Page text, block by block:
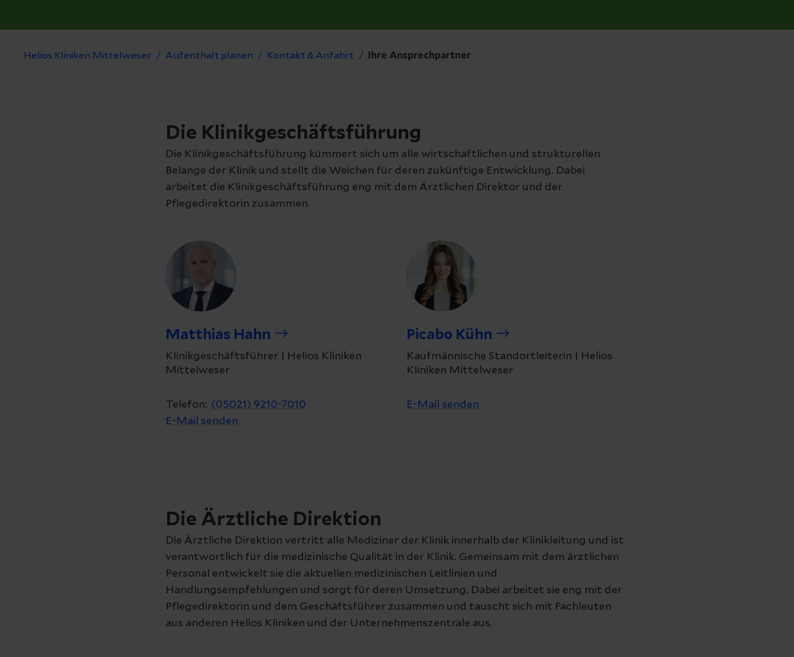
Helios Kliniken Mittelweser Aufenthalt planen Kontakt & Anfahrt Ihre Ansprechpartner
Die Klinikgeschäftsführung
Die Klinikgeschäftsführung kümmert sich um alle wirtschaftlichen und strukturellen
Belange der Klinik und stellt die Weichen für deren zukünftige Entwicklung. Dabei
arbeitet die Klinikgeschäftsführung eng mit dem Ärztlichen Direktor und der
Pflegedirektorin zusammen.
Matthias Hahn
Klinikgeschäftsführer | Helios Kliniken
Mittelweser
Telefon: (05021) 9210-7010
E-Mail senden
Picabo Kühn
Kaufmännische Standortleiterin | Helios
Kliniken Mittelweser
E-Mail senden
Die Ärztliche Direktion
Die Ärztliche Direktion vertritt alle Mediziner der Klinik innerhalb der Klinikleitung und ist
verantwortlich für die medizinische Qualität in der Klinik. Gemeinsam mit dem ärztlichen
Personal entwickelt sie die aktuellen medizinischen Leitlinien und
Handlungsempfehlungen und sorgt für deren Umsetzung. Dabei arbeitet sie eng mit der
Pflegedirektorin und dem Geschäftsführer zusammen und tauscht sich mit Fachleuten
aus anderen Helios Kliniken und der Unternehmenszentrale aus.